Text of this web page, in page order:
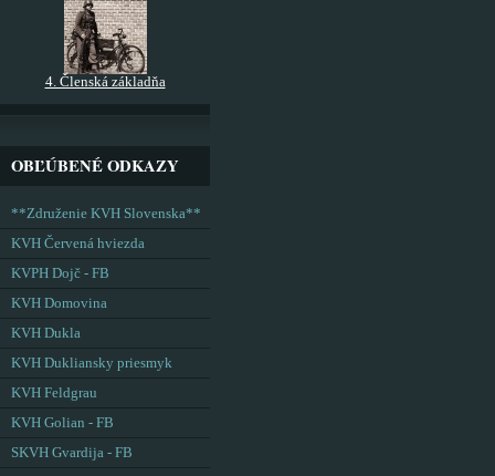
4. Členská základňa
OBĽÚBENÉ ODKAZY
**Združenie KVH Slovenska**
KVH Červená hviezda
KVPH Dojč - FB
KVH Domovina
KVH Dukla
KVH Dukliansky priesmyk
KVH Feldgrau
KVH Golian - FB
SKVH Gvardija - FB